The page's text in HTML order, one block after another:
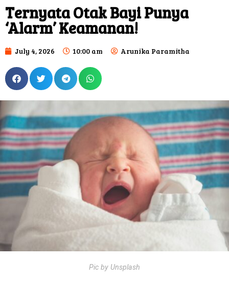
Ternyata Otak Bayi Punya
‘Alarm’ Keamanan!
July 4, 2026 10:00 am Arunika Paramitha
Pic by Unsplash